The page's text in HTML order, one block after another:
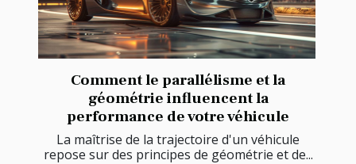
Comment le parallélisme et la
géométrie influencent la
performance de votre véhicule
La maîtrise de la trajectoire d'un véhicule
repose sur des principes de géométrie et de...